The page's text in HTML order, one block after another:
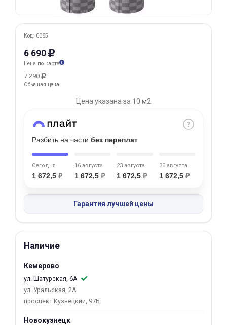
Код: 0085
6 690
Цена по карте
7 290
Обычная цена
Цена указана за 10 м2
Разбить на части без переплат
Сегодня
1 672,5 ₽
16 августа
1 672,5 ₽
23 августа
1 672,5 ₽
30 августа
1 672,5 ₽
Гарантия лучшей цены
Наличие
Кемерово
ул. Шатурская, 6А
ул. Уральская, 2А
проспект Кузнецкий, 97Б
Новокузнецк
выбранный способом
Оставшиеся
списываться
каждые 2 недели
Подробнее
об оплате Плайтом
25
недели
Остались вопросы?
8 800 302-02-51